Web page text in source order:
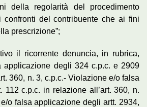
della regolarità del procedimento
confronti del contribuente che ai fini
prescrizione”;
il ricorrente denuncia, in rubrica,
applicazione degli 324 c.p.c. e 2909
360, n. 3, c.p.c.- Violazione e/o falsa
112 c.p.c. in relazione all’art. 360, n.
o falsa applicazione degli artt. 2934,